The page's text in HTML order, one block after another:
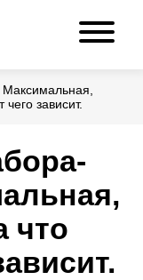
зависит.
что